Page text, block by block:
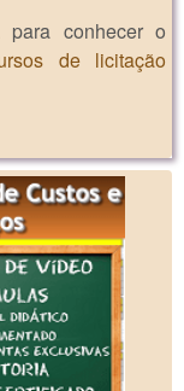
para conhecer o
de licitação